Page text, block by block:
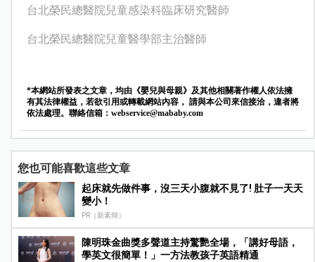
台北榮民總醫院兒童感染科臨床研究醫師
台北榮民總醫院兒童醫學部主治醫師
*本網站所發表之文章，均由《嬰兒與母親》及其他相關著作權人依法擁
有其法律權益，若欲引用或轉載網站內容， 請與本公司來信接洽，違者將
依法處理。聯絡信箱： webservice@mababy.com
您也可能喜歡這些文章
起床就先做件事，沒三天小腹就不見了! 肚子一天天
變小！
PR（新素簡）
陳明珠金曲獎多聲道主持驚艷全場，「講好母語，
學英文很簡單！」一方法教孩子英語精通